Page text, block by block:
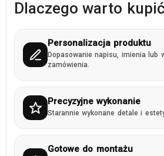
Dlaczego warto
Personalizacja produktu
Dopasowanie napisu, imienia lub
zamówienia.
Precyzyjne wykonanie
Starannie wykonane detale i
Gotowe do montażu